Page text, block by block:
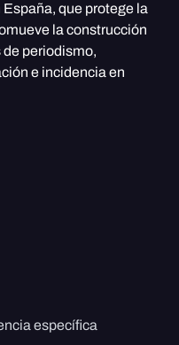
que protege la
la construcción
periodismo,
e incidencia en
específica